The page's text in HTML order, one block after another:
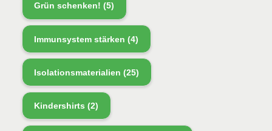
Grün schenken! (5)
Immunsystem stärken (4)
Isolationsmaterialien (25)
Kindershirts (2)